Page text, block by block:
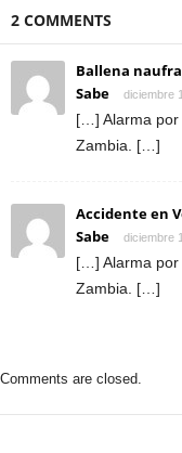
2 COMMENTS
Ballena
Sabe
diciembre
[…] Alarma por
Zambia. […]
Accidente en
Sabe
diciembre
[…] Alarma por
Zambia. […]
Comments are closed.